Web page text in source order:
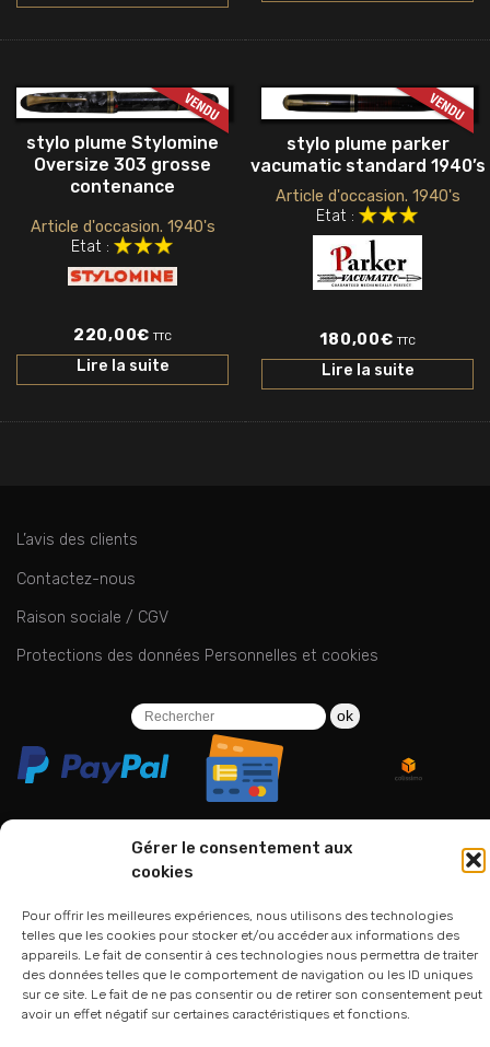
Gérer le consentement aux
cookies
Pour offrir les meilleures expériences, nous utilisons des technologies
telles que les cookies pour stocker et/ou accéder aux informations des
appareils. Le fait de consentir à ces technologies nous permettra de traiter
des données telles que le comportement de navigation ou les ID uniques
sur ce site. Le fait de ne pas consentir ou de retirer son consentement peut
avoir un effet négatif sur certaines caractéristiques et fonctions.
stylo plume Stylomine
Oversize 303 grosse
contenance
Article d'occasion. 1940's
Etat :
220,00€ TTC
Lire la suite
stylo plume parker
vacumatic standard 1940’s
Article d'occasion. 1940's
Etat :
180,00€ TTC
Lire la suite
L’avis des clients
Contactez-nous
Raison sociale / CGV
Protections des données Personnelles et cookies
ok
01 75 33 00 85